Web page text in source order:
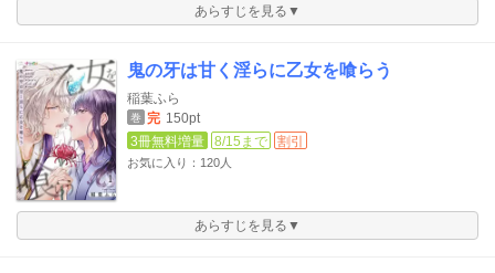
あらすじを見る▼
鬼の牙は甘く淫らに乙女を喰らう
稲葉ふら
巻 完 150pt
3冊無料増量
8/15まで 割引
お気に入り：120人
あらすじを見る▼